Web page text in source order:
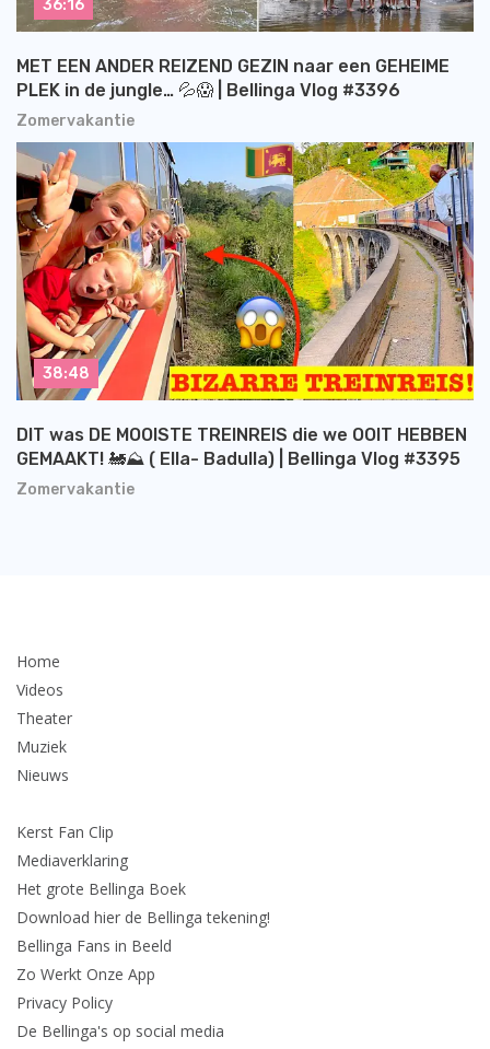
Zomervakantie
MET EEN ANDER REIZEND GEZIN naar een GEHEIME
PLEK in de jungle… 💦😱 | Bellinga Vlog #3396
36:16
Zomervakantie
DIT was DE MOOISTE TREINREIS die we OOIT HEBBEN
GEMAAKT! 🚂⛰️ ( Ella- Badulla) | Bellinga Vlog #3395
38:48
Home
Videos
Theater
Muziek
Nieuws
Kerst Fan Clip
Mediaverklaring
Het grote Bellinga Boek
Download hier de Bellinga tekening!
Bellinga Fans in Beeld
Zo Werkt Onze App
Privacy Policy
De Bellinga's op social media